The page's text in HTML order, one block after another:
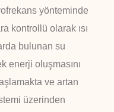
yönteminde
kontrollü olarak ısı
bulunan su
enerji oluşmasını
ve artan
üzerinden